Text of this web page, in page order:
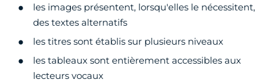
les images présentent, lorsqu'elles le nécessitent,
des textes alternatifs
les titres sont établis sur plusieurs niveaux
les tableaux sont entièrement accessibles aux
lecteurs vocaux